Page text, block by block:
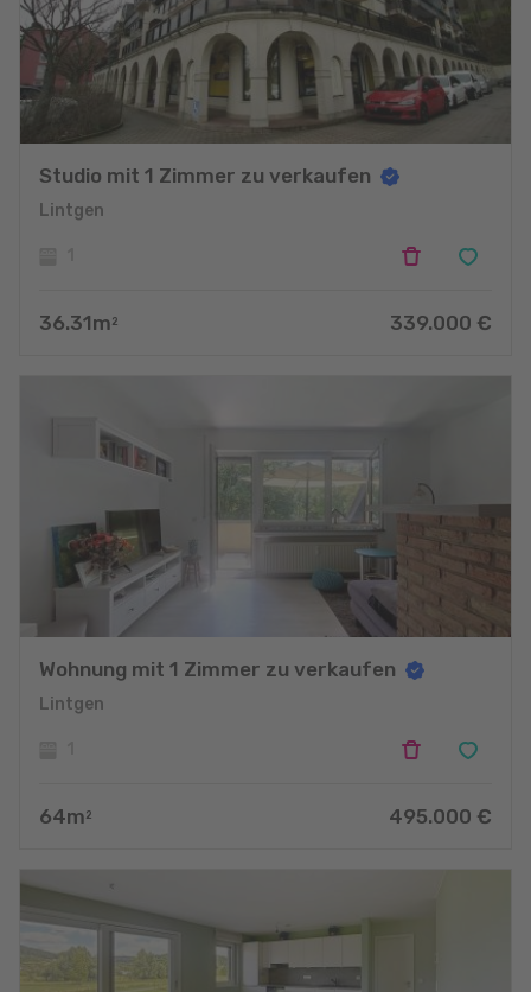
Studio mit 1 Zimmer zu verkaufen
Lintgen
36.31m 2 339.000 €
Wohnung mit 1 Zimmer zu verkaufen
Lintgen
64m 2 495.000 €